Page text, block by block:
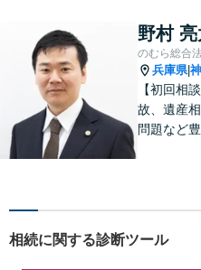
目指しま
事でも、
さい。
野村
のむら総合
兵庫県|
【初回相
故、遺産
問題など
て納得感
バーラン
相続に関する診断ツール